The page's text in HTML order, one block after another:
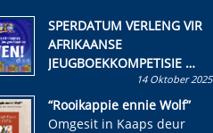
SPERDATUM VERLENG VIR
AFRIKAANSE
JEUGBOEKKOMPETISIE
Skryf ’n jeugboek of
kinderboek en staan ’n
kans om R50 000 te wen!
14 Oktober 2025
“Rooikappie ennie Wolf”
Omgesit in Kaaps deur